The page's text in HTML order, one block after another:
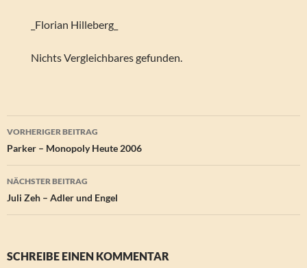
_Florian Hilleberg_
Nichts Vergleichbares gefunden.
Beitragsnavigation
VORHERIGER BEITRAG
Parker – Monopoly Heute 2006
NÄCHSTER BEITRAG
Juli Zeh – Adler und Engel
SCHREIBE EINEN KOMMENTAR